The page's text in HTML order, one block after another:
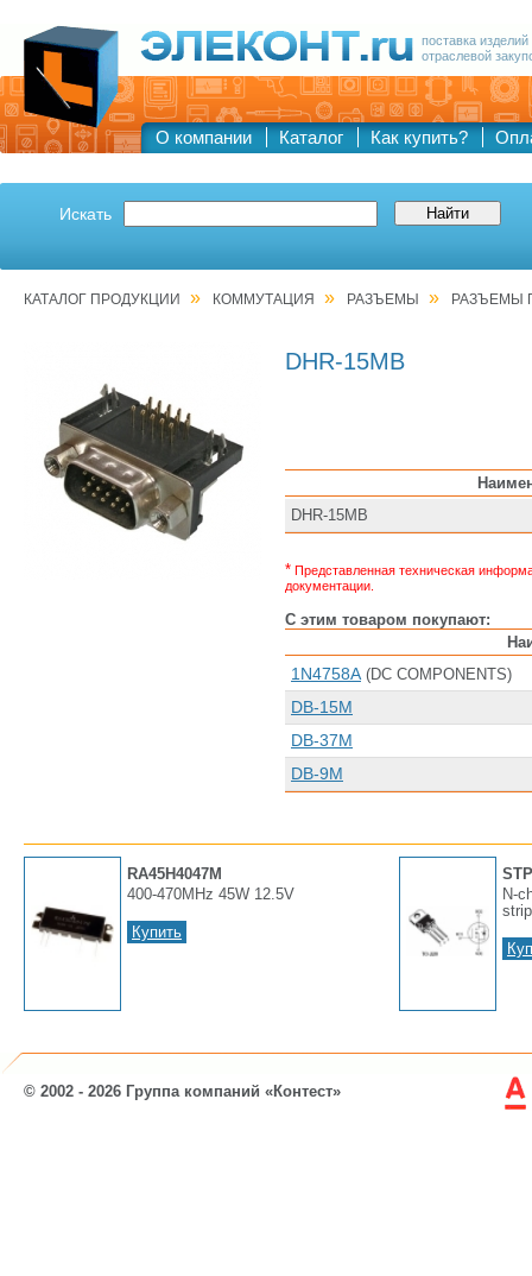
поставка
отраслевой
О компании Каталог Как купить?
Искать
КАТАЛОГ ПРОДУКЦИИ » КОММУТАЦИЯ » РАЗЪЕМЫ » РАЗЪЕМЫ
DHR-15MB
DHR-15MB
* Представленная техническая
документации.
С этим товаром покупают:
1N4758A(DC COMPONENTS)
DB-15M
DB-37M
DB-9M
RA45H4047M
400-470MHz 45W 12.5V
Купить
N-
© 2002 - 2026 Группа компаний «Контест»